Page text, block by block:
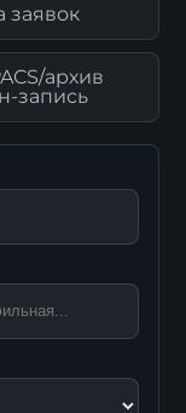
заявок
архив
запись